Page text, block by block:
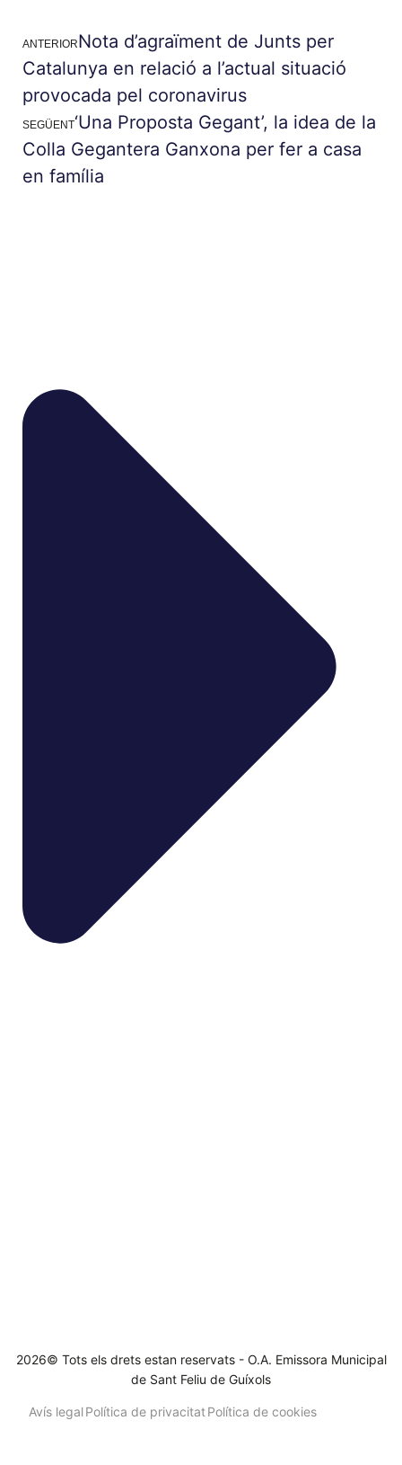
ANTERIORNota d’agraïment de Junts per
Catalunya en relació a l’actual situació
provocada pel coronavirus
SEGÜENT‘Una Proposta Gegant’, la idea de la
Colla Gegantera Ganxona per fer a casa
en família
2026© Tots els drets estan reservats - O.A. Emissora Municipal
de Sant Feliu de Guíxols
Avís legalPolítica de privacitatPolítica de cookies